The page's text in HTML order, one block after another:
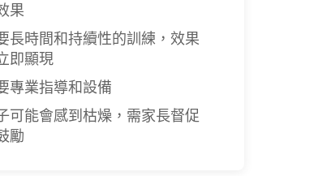
果
長時間和持續性的訓練，效果
即顯現
專業指導和設備
可能會感到枯燥，需家長督促
勵